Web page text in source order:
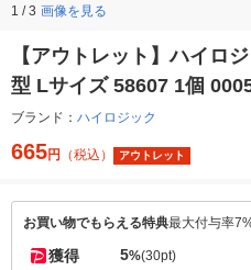
1 / 3 画像を見る
【アウトレット】ハイロ
型 Lサイズ 58607 1個
ブランド： ハイロジック
665円 （税込） アウトレット
お買い物でもらえる特典最大付与率
獲得 5%(30pt)